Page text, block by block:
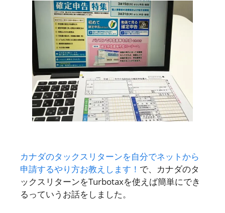
カナダのタックスリターンを自分でネットから
申請するやり方お教えします！ で、カナダのタ
ックスリターンをTurbotaxを使えば簡単にでき
るっていうお話をしました。